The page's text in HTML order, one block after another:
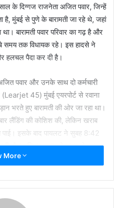
के दिग्गज राजनेता अजित पवार, जिन्हें
है, मुंबई से पुणे के बारामती जा रहे थे, जहां
बारामती पवार परिवार का गढ़ है और
समय तक विधायक रहे। इस हादसे ने
हलचल पैदा कर दी है।
पवार और उनके साथ दो कर्मचारी
45) मुंबई एयरपोर्ट से रवाना
भरते हुए बारामती की ओर जा रहा था।
लैंडिंग की कोशिश की, लेकिन खराब
पाई। इसके बाद पायलट ने सुबह 8:42
दौरान विमान रडार से गायब हो गया
बारामती हवाई अड्डे के रनवे 11 के
More